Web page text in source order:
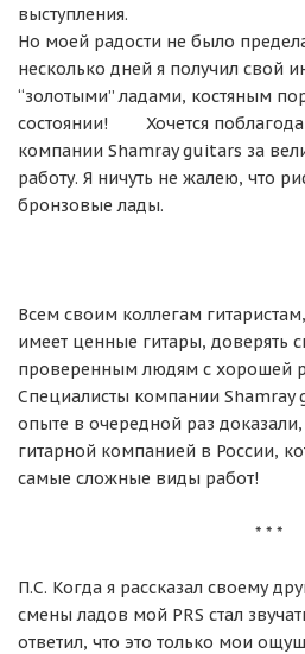
выступления.
Но моей радости не было
несколько дней я получил свой
“золотыми” ладами, костяным
состоянии! Хочется
компании Shamray guitars за
работу. Я ничуть не жалею, что
бронзовые лады.
Всем своим коллегам
имеет ценные гитары, доверять
проверенным людям с хорошей
Специалисты компании Shamray
опыте в очередной раз
гитарной компанией в России,
самые сложные виды работ!
* * *
П.С. Когда я рассказал своему
смены ладов мой PRS стал
ответил, что это только мои